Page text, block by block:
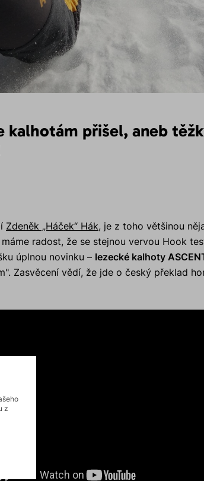
kalhotám přišel, aneb
Zdeněk „Háček“ Hák, je z toho většinou
radost, že se stejnou vervou Hook
úplnou novinku – lezecké kalhoty
Zasvěcení vědí, že jde o český překlad
z